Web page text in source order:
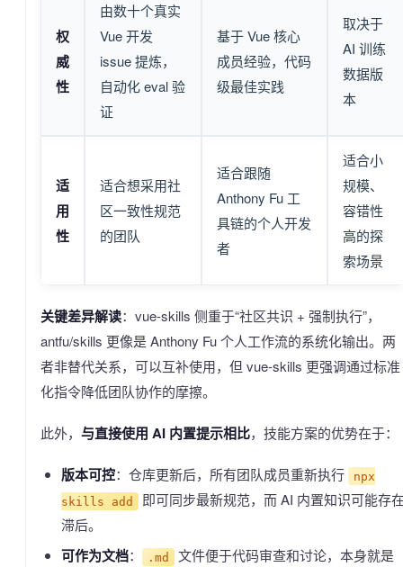
权
威
性
由数十个真实
Vue 开发
issue 提炼，
自动化 eval 验
证
基于 Vue 核心
成员经验，代码
级最佳实践
取决于
AI 训练
数据版
本
适
用
性
适合想采用社
区一致性规范
的团队
适合跟随
Anthony Fu 工
具链的个人开发
者
适合小
规模、
容错性
高的探
索场景
关键差异解读：vue-skills 侧重于“社区共识 + 强制执行”，
antfu/skills 更像是 Anthony Fu 个人工作流的系统化输出。两
者非替代关系，可以互补使用，但 vue-skills 更强调通过标准
化指令降低团队协作的摩擦。
此外， 与直接使用 AI 内置提示相比，技能方案的优势在于：
版本可控：仓库更新后，所有团队成员重新执行
npx
skills add 即可同步最新规范，而 AI 内置知识可能存
滞后。
可作为文档： .md 文件便于代码审查和讨论，本身就是